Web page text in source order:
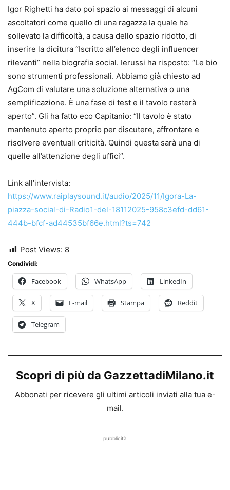
Igor Righetti ha dato poi spazio ai messaggi di alcuni
ascoltatori come quello di una ragazza la quale ha
sollevato la difficoltà, a causa dello spazio ridotto, di
inserire la dicitura “Iscritto all’elenco degli influencer
rilevanti” nella biografia social. Ierussi ha risposto: “Le bio
sono strumenti professionali. Abbiamo già chiesto ad
AgCom di valutare una soluzione alternativa o una
semplificazione. È una fase di test e il tavolo resterà
aperto”. Gli ha fatto eco Capitanio: “Il tavolo è stato
mantenuto aperto proprio per discutere, affrontare e
risolvere eventuali criticità. Quindi questa sarà una di
quelle all’attenzione degli uffici”.
Link all’intervista:
https://www.raiplaysound.it/audio/2025/11/Igora-La-
piazza-social-di-Radio1-del-18112025-958c3efd-dd61-
444b-bfcf-ad44535bf66e.html?ts=742
Post Views: 8
Condividi:
Facebook WhatsApp LinkedIn
X E-mail Stampa Reddit
Telegram
Scopri di più da GazzettadiMilano.it
Abbonati per ricevere gli ultimi articoli inviati alla tua e-
mail.
pubblicità